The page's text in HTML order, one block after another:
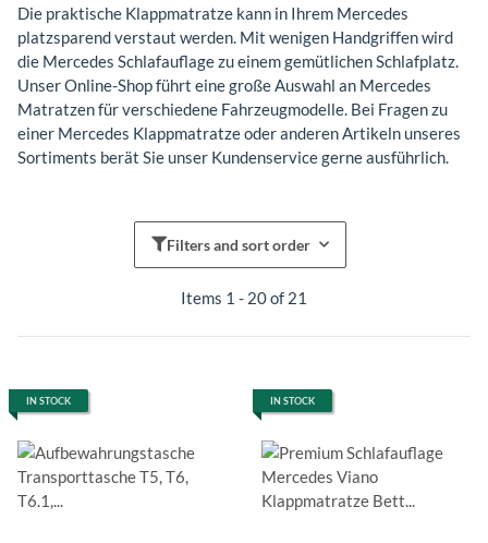
Die praktische Klappmatratze kann in Ihrem Mercedes
platzsparend verstaut werden. Mit wenigen Handgriffen wird
die Mercedes Schlafauflage zu einem gemütlichen Schlafplatz.
Unser Online-Shop führt eine große Auswahl an Mercedes
Matratzen für verschiedene Fahrzeugmodelle. Bei Fragen zu
einer Mercedes Klappmatratze oder anderen Artikeln unseres
Sortiments berät Sie unser Kundenservice gerne ausführlich.
Filters and sort order
Items 1 - 20 of 21
IN STOCK IN STOCK